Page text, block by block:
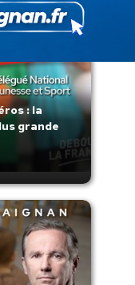
: la
grande